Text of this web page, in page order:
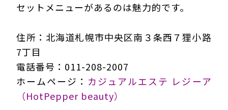
セットメニューがあるのは魅力的です。
住所：北海道札幌市中央区南３条西７狸小路
7丁目
電話番号：011-208-2007
ホームページ： カジュアルエステ レジーア
（HotPepper beauty）